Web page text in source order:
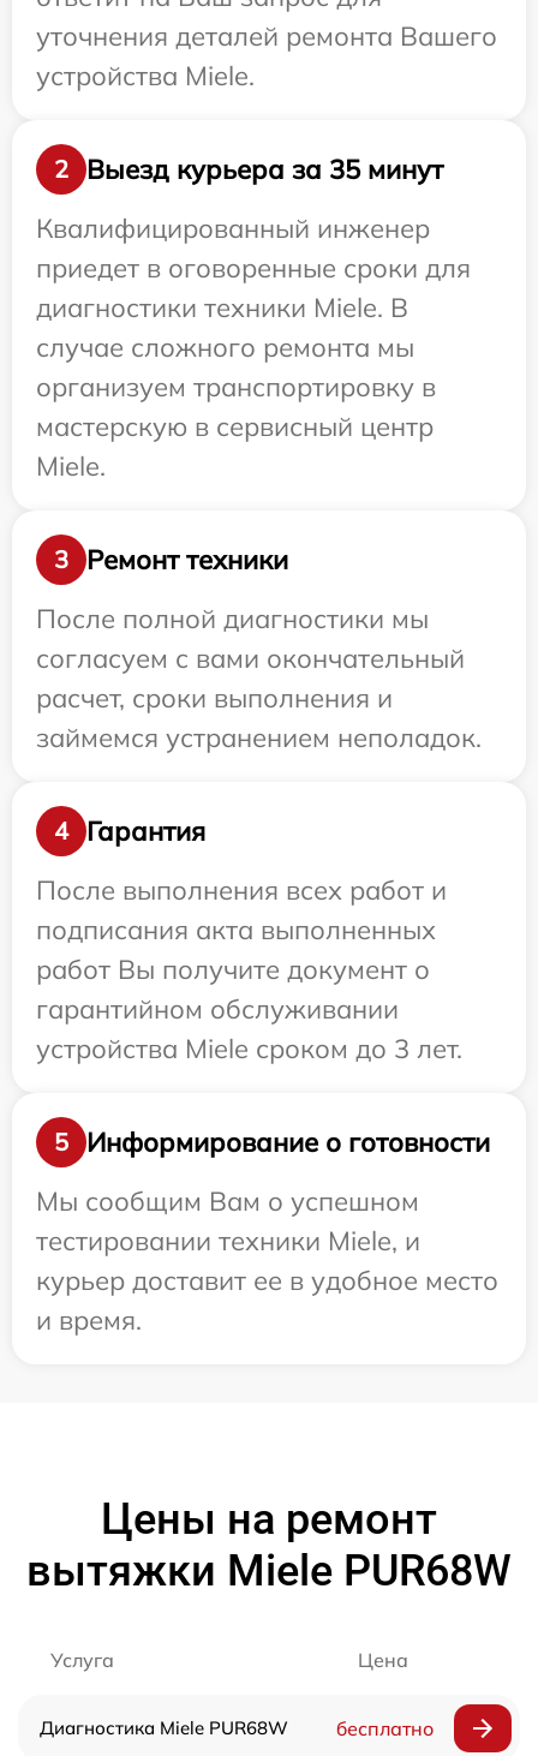
уточнения деталей ремонта Вашего
устройства Miele.
2
Выезд курьера за 35 минут
Квалифицированный инженер
приедет в оговоренные сроки для
диагностики техники Miele. В
случае сложного ремонта мы
организуем транспортировку в
мастерскую в сервисный центр
Miele.
3
Ремонт техники
После полной диагностики мы
согласуем с вами окончательный
расчет, сроки выполнения и
займемся устранением неполадок.
4
Гарантия
После выполнения всех работ и
подписания акта выполненных
работ Вы получите документ о
гарантийном обслуживании
устройства Miele сроком до 3 лет.
5
Информирование о готовности
Мы сообщим Вам о успешном
тестировании техники Miele, и
курьер доставит ее в удобное место
и время.
Цены на ремонт
вытяжки Miele PUR68W
Услуга Цена
Диагностика Miele PUR68W бесплатно